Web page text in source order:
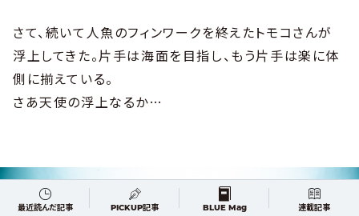
さて、続いて人魚のフィンワークを終えたトモコさんが
浮上してきた。片手は海面を目指し、もう片手は楽に体
側に揃えている。
さあ天使の浮上なるか…
最近読んだ記事 PICKUP記事 BLUE Mag 連載記事